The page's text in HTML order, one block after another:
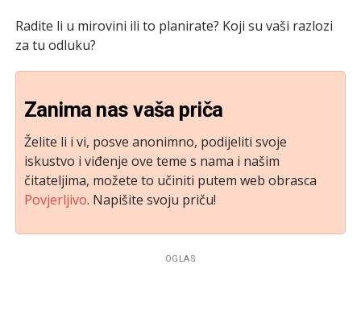
Radite li u mirovini ili to planirate? Koji su vaši razlozi
za tu odluku?
Zanima nas vaša priča
Želite li i vi, posve anonimno, podijeliti svoje
iskustvo i viđenje ove teme s nama i našim
čitateljima, možete to učiniti putem web obrasca
Povjerljivo. Napišite svoju priču!
OGLAS